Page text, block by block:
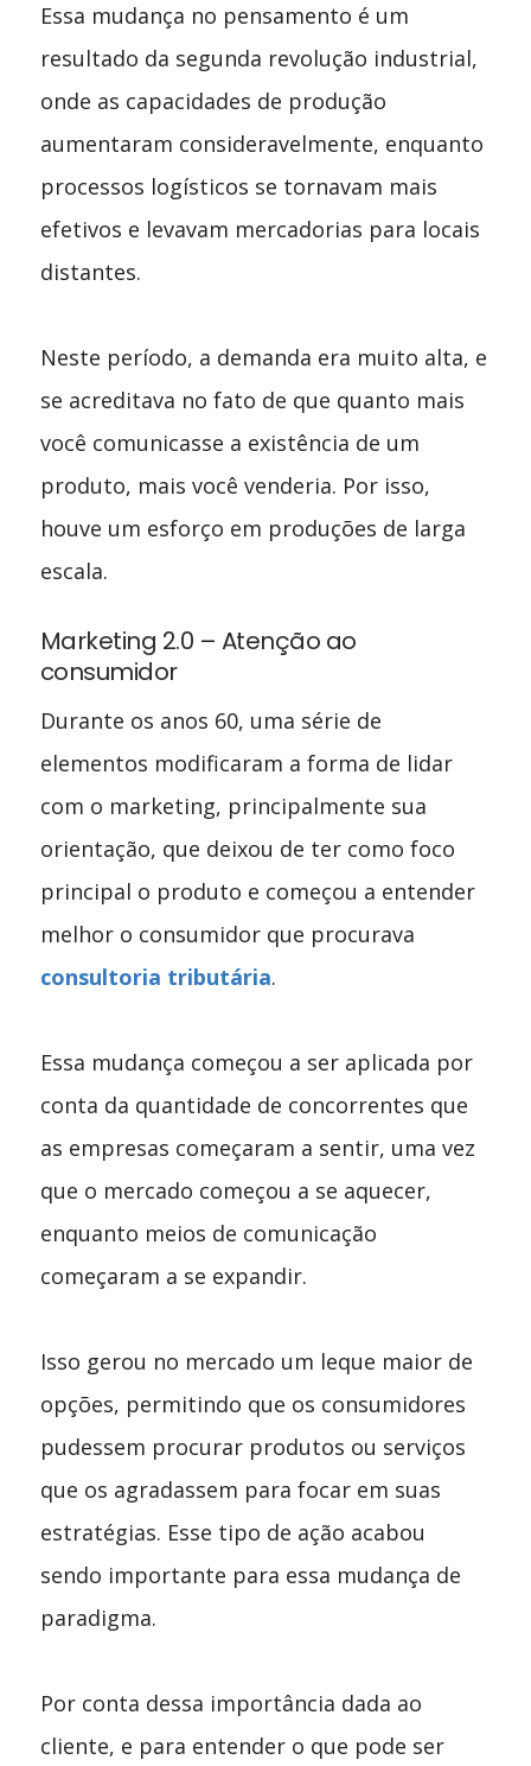
Essa mudança no pensamento é um
resultado da segunda revolução industrial,
onde as capacidades de produção
aumentaram consideravelmente, enquanto
processos logísticos se tornavam mais
efetivos e levavam mercadorias para locais
distantes.
Neste período, a demanda era muito alta, e
se acreditava no fato de que quanto mais
você comunicasse a existência de um
produto, mais você venderia. Por isso,
houve um esforço em produções de larga
escala.
Marketing 2.0 – Atenção ao
consumidor
Durante os anos 60, uma série de
elementos modificaram a forma de lidar
com o marketing, principalmente sua
orientação, que deixou de ter como foco
principal o produto e começou a entender
melhor o consumidor que procurava
consultoria tributária.
Essa mudança começou a ser aplicada por
conta da quantidade de concorrentes que
as empresas começaram a sentir, uma vez
que o mercado começou a se aquecer,
enquanto meios de comunicação
começaram a se expandir.
Isso gerou no mercado um leque maior de
opções, permitindo que os consumidores
pudessem procurar produtos ou serviços
que os agradassem para focar em suas
estratégias. Esse tipo de ação acabou
sendo importante para essa mudança de
paradigma.
Por conta dessa importância dada ao
cliente, e para entender o que pode ser